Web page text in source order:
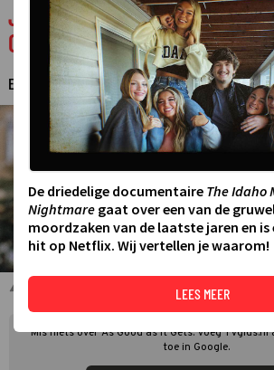
Jack Nicholson zet een
Good as It Gets
ESTHER HUT ·2 MEI 2024 15:15·LAATSTE
As Good as It Gets
Mis niets over As Good as It Gets. Voeg
toe in Google.
De driedelige documentaire The Idaho
Nightmare gaat over een van de
moordzaken van de laatste jaren en is
hit op Netflix. Wij vertellen je waarom!
LEES MEER